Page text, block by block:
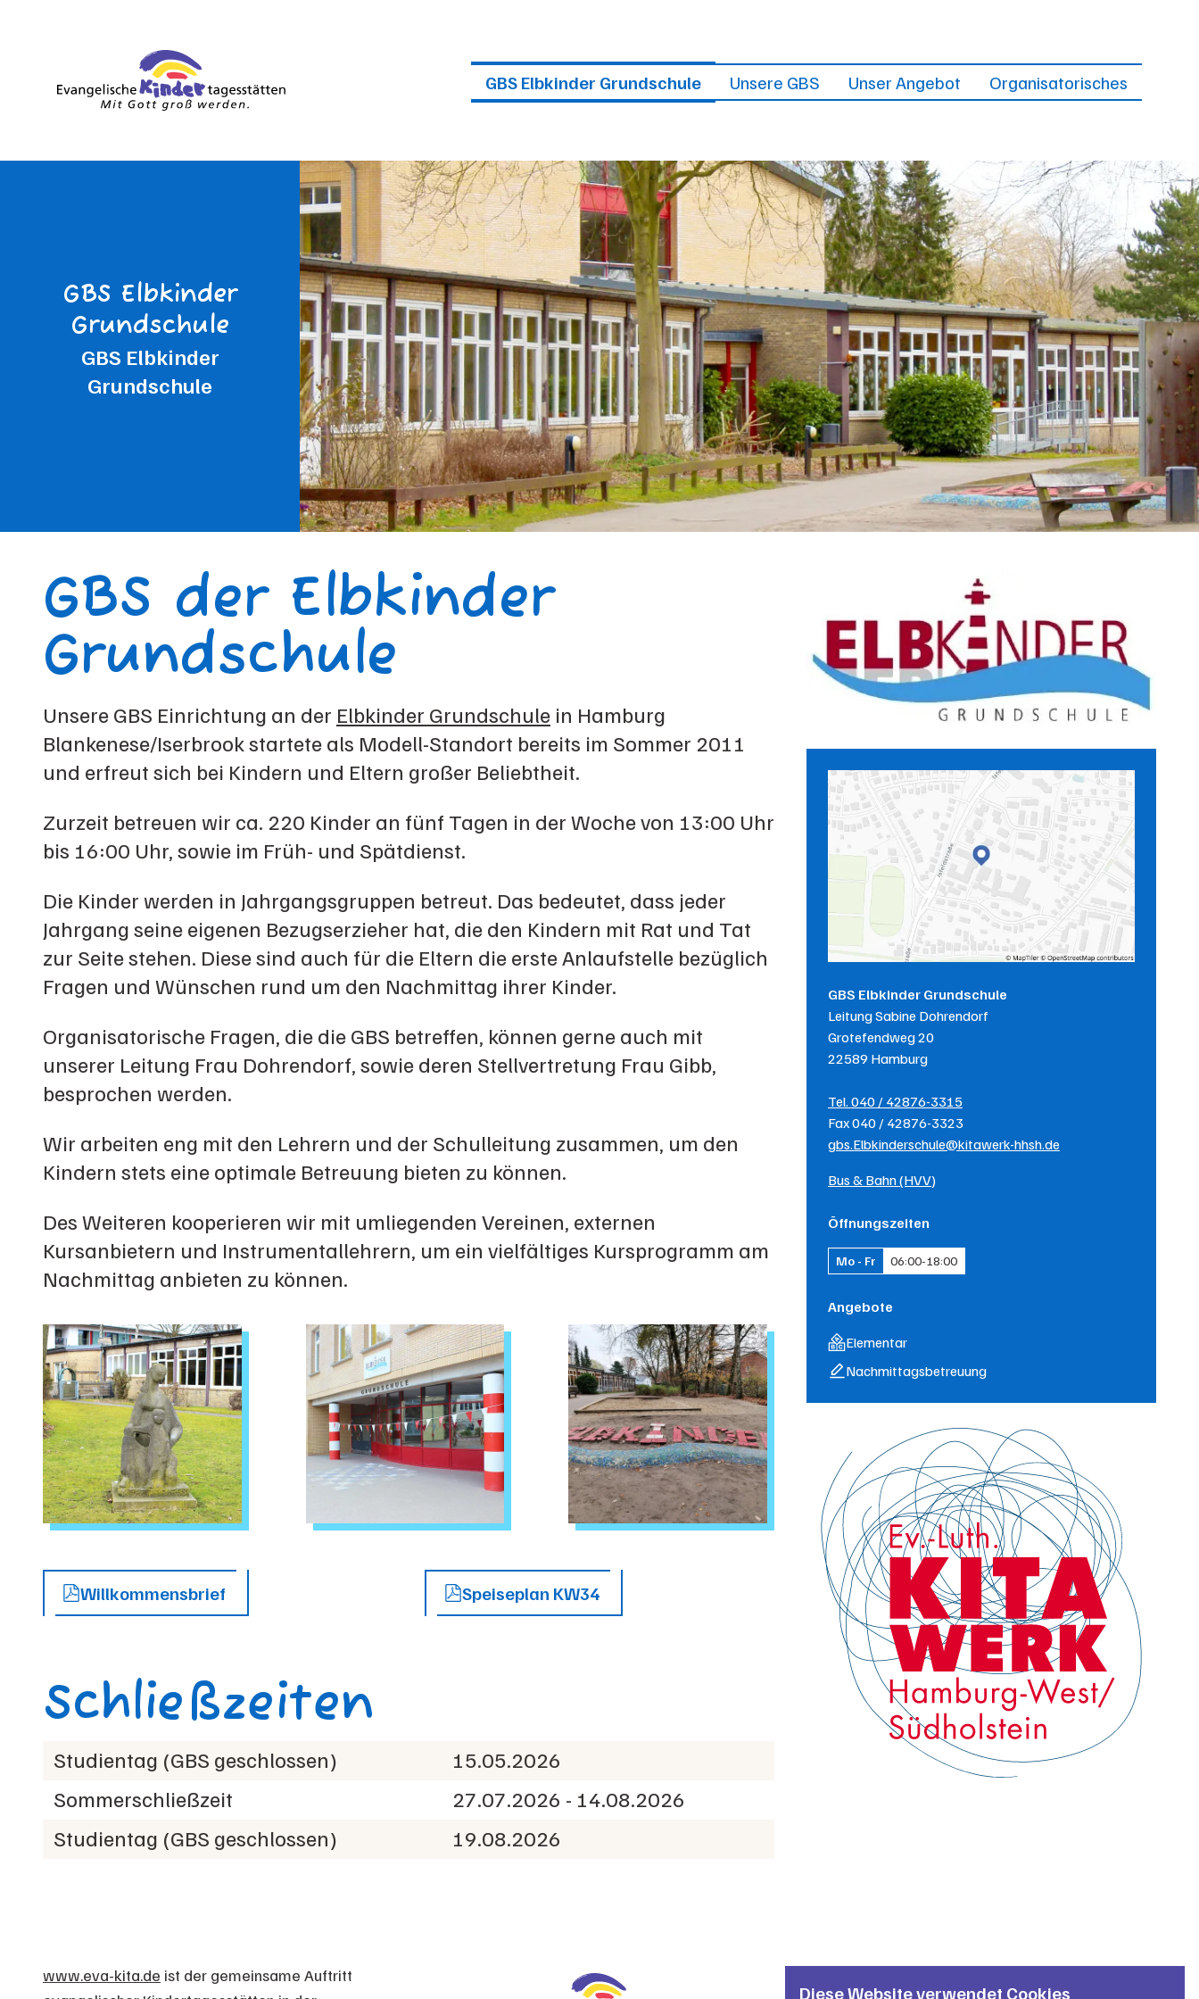
GBS Elbkinder Grundschule Unsere GBS
Räume
Pädagogik
Leitbild
Unser Angebot
Mittagessen
Hausaufgaben
Kurse
Ferienbetreuung
Organisatorisches
Bergedorfer Impuls
Ferienbuchung
Träger
GBS Elbkinder
Grundschule
GBS Elbkinder
Grundschule
GBS der Elbkinder
Grundschule
Unsere GBS Einrichtung an der Elbkinder Grundschule in Hamburg
Blankenese/Iserbrook startete als Modell-Standort bereits im Sommer 2011
und erfreut sich bei Kindern und Eltern großer Beliebtheit.
Zurzeit betreuen wir ca. 220 Kinder an fünf Tagen in der Woche von 13:00 Uhr
bis 16:00 Uhr, sowie im Früh- und Spätdienst.
Die Kinder werden in Jahrgangsgruppen betreut. Das bedeutet, dass jeder
Jahrgang seine eigenen Bezugserzieher hat, die den Kindern mit Rat und Tat
zur Seite stehen. Diese sind auch für die Eltern die erste Anlaufstelle bezüglich
Fragen und Wünschen rund um den Nachmittag ihrer Kinder.
Organisatorische Fragen, die die GBS betreffen, können gerne auch mit
unserer Leitung Frau Dohrendorf, sowie deren Stellvertretung Frau Gibb,
besprochen werden.
Wir arbeiten eng mit den Lehrern und der Schulleitung zusammen, um den
Kindern stets eine optimale Betreuung bieten zu können.
Des Weiteren kooperieren wir mit umliegenden Vereinen, externen
Kursanbietern und Instrumentallehrern, um ein vielfältiges Kursprogramm am
Nachmittag anbieten zu können.
Willkommensbrief Speiseplan KW34
Schließzeiten
Studientag (GBS geschlossen)
15.05.2026
Sommerschließzeit
27.07.2026 - 14.08.2026
Studientag (GBS geschlossen)
19.08.2026
GBS Elbkinder Grundschule
LeitungSabine Dohrendorf
Grotefendweg 20
22589 Hamburg
Tel. 040 / 42876-3315
Fax040 / 42876-3323
gbs.Elbkinderschule@kitawerk-hhsh.de
Bus & Bahn (HVV)
Öffnungszeiten
Mo - Fr 06:00-18:00
Angebote
Elementar
Nachmittagsbetreuung
www.eva-kita.de ist der gemeinsame Auftritt
Diese Website verwendet Cookies